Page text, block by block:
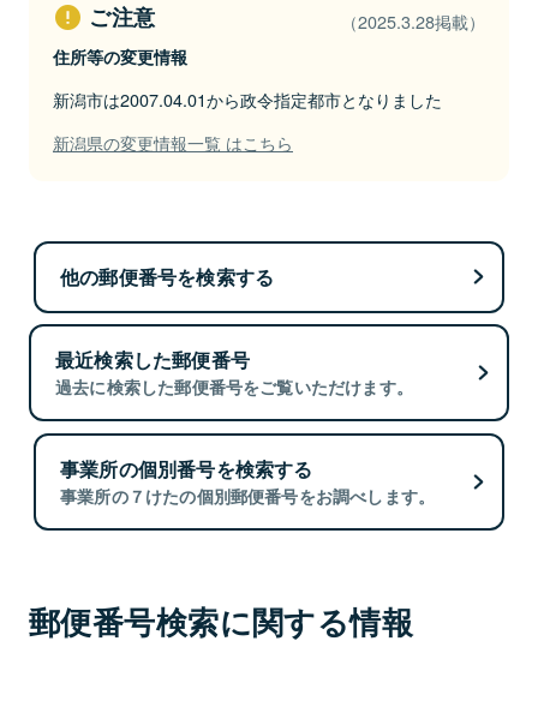
ご注意 （2025.3.28掲載）
住所等の変更情報
新潟市は2007.04.01から政令指定都市となりました
新潟県の変更情報一覧 はこちら
他の郵便番号を検索する
最近検索した郵便番号
過去に検索した郵便番号をご覧いただけます。
事業所の個別番号を検索する
事業所の７けたの個別郵便番号をお調べします。
郵便番号検索に関する情報